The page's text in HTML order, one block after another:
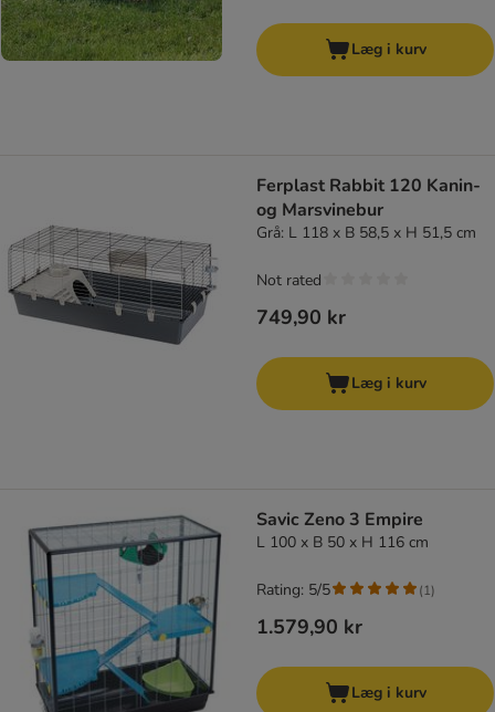
Læg i kurv
Ferplast Rabbit 120 Kanin-
og Marsvinebur
Grå: L 118 x B 58,5 x H 51,5 cm
749,90 kr
Not rated
Læg i kurv
Savic Zeno 3 Empire
L 100 x B 50 x H 116 cm
1.579,90 kr
Rating: 5/5 (1)
Læg i kurv